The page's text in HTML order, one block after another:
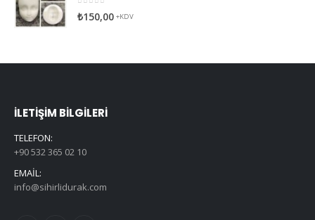
0
₺150,00 +KDV
İLETIŞIM BILGILERI
TELEFON:
+90 532 365 02 10
EMAIL:
info@sihirlidurak.com